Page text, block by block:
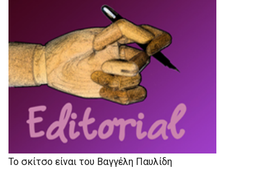
Το σκίτσο είναι του Βαγγέλη Παυλίδη